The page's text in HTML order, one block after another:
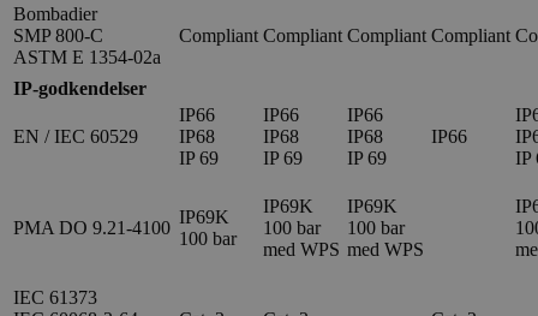
Bombadier
SMP 800-C
ASTM E 1354-02a
Compliant Compliant Compliant Compliant
IP-godkendelser
EN / IEC 60529
IP66
IP68
IP 69
IP66
IP68
IP 69
IP66
IP68
IP 69
IP66
IP
PMA DO 9.21-4100
IP69K
100 bar
IP69K
100 bar
med WPS
IP69K
100 bar
med WPS
IEC 61373